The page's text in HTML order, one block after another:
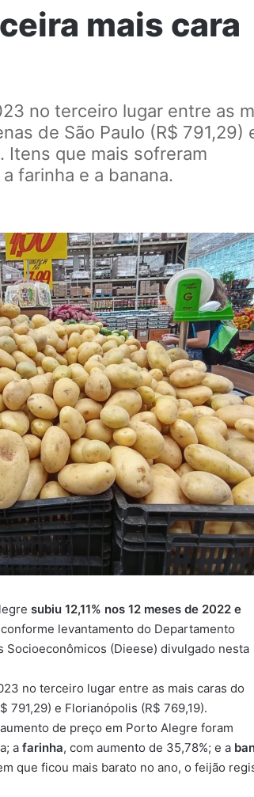
mais cara
no terceiro lugar entre as
de São Paulo (R$ 791,29)
Itens que mais sofreram
farinha e a banana.
subiu 12,11% nos 12 meses de 2022 e
levantamento do Departamento
Socioeconômicos (Dieese) divulgado nesta
noterceiro lugar entre as mais caras do
791,29) e Florianópolis (R$ 769,19).
de preço em Porto Alegre foram
afarinha, com aumento de 35,78%; e a
que ficou mais barato no ano, o feijão